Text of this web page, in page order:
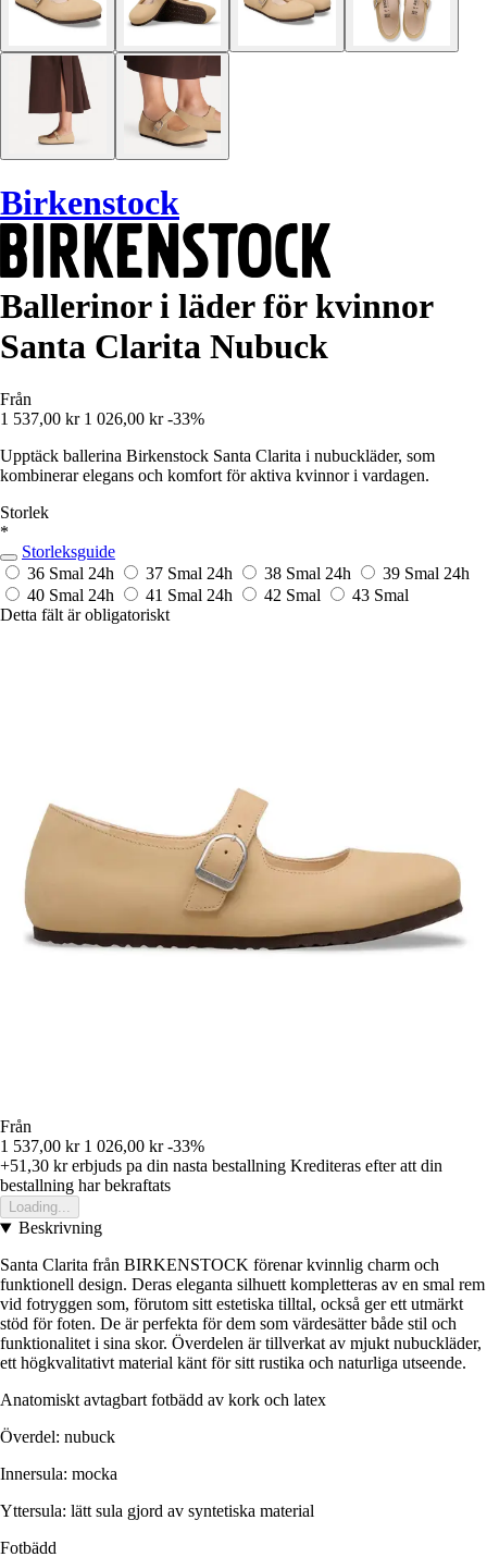
Birkenstock
Ballerinor i läder för kvinnor
Santa Clarita Nubuck
Från
1 537,00 kr 1 026,00 kr -33%
Upptäck ballerina Birkenstock Santa Clarita i nubuckläder, som
kombinerar elegans och komfort för aktiva kvinnor i vardagen.
Storlek
*
Storleksguide
36 Smal 24h 37 Smal 24h 38 Smal 24h 39 Smal 24h
40 Smal 24h 41 Smal 24h 42 Smal
43 Smal
Detta fält är obligatoriskt
Från
1 537,00 kr 1 026,00 kr -33%
+51,30 krerbjuds pa din nasta bestallning Krediteras efter att din
bestallning har bekraftats
Loading...
Beskrivning
Santa Clarita från BIRKENSTOCK förenar kvinnlig charm och
funktionell design. Deras eleganta silhuett kompletteras av en smal rem
vid fotryggen som, förutom sitt estetiska tilltal, också ger ett utmärkt
stöd för foten. De är perfekta för dem som värdesätter både stil och
funktionalitet i sina skor. Överdelen är tillverkat av mjukt nubuckläder,
ett högkvalitativt material känt för sitt rustika och naturliga utseende.
Anatomiskt avtagbart fotbädd av kork och latex
Överdel: nubuck
Innersula: mocka
Yttersula: lätt sula gjord av syntetiska material
Fotbädd